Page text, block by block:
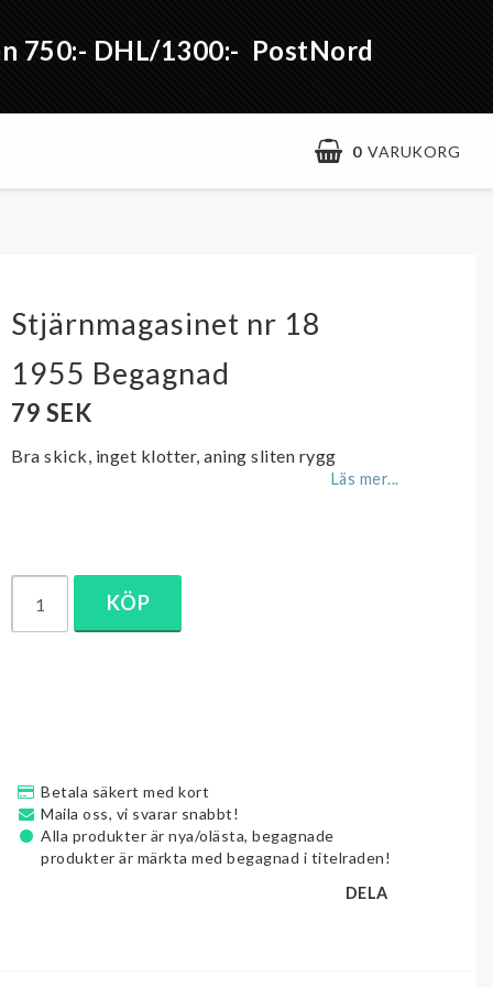
750:- DHL/1300:- PostNord
0 VARUKORG
Stjärnmagasinet nr 18
1955 Begagnad
79 SEK
Bra skick, inget klotter, aning sliten rygg
Läs mer...
KÖP
Betala säkert med kort
Maila oss, vi svarar snabbt!
Alla produkter är nya/olästa, begagnade
produkter är märkta med begagnad i titelraden!
DELA